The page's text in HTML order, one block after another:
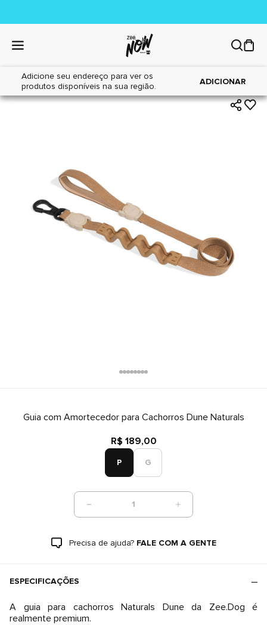
Adicione seu endereço para ver os
produtos disponíveis na sua região.
ADICIONAR
Home|Cães|Acessórios
Guia com Amortecedor para Cachorros Dune Naturals
R$ 189,00
P G
1
Precisa de ajuda? FALE COM A GENTE
ESPECIFICAÇÕES
A guia para cachorros Naturals Dune da Zee.Dog é
realmente premium.